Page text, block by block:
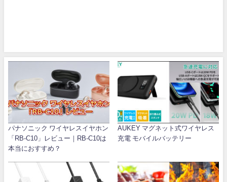
パナソニック ワイヤレスイヤホン
「RB-C10」レビュー｜RB-C10は
本当におすすめ？
AUKEY マグネット式ワイヤレス
充電 モバイルバッテリー